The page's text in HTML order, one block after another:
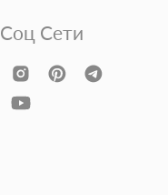
Соц Сети